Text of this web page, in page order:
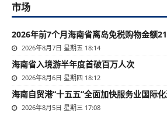
市场
2026年前7个月海南省离岛免税购物金额
2026年8月7日 星期五 18:14
海南省入境游半年度首破百万人次
2026年8月6日 星期四 18:12
海南自贸港“十五五”全面加快服务业国际
2026年8月5日 星期三 17:08